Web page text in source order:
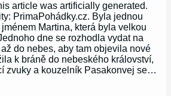
article was artificially generated.
PrimaPohádky.cz. Byla jednou
Martina, která byla velkou
dne se rozhodla vydat na
do nebes, aby tam objevila nové
k bráně do nebeského království,
zvuky a kouzelník Pasakonvej se…